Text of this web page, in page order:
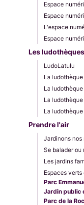
Espace
Espace
L'espace
Espace
Les
LudoLatulu
La
La
La
La
Prendre l'air
Jardinons nos
Se balader ou
Les jardins
Espaces
Parc
Jardin public
Parc de la